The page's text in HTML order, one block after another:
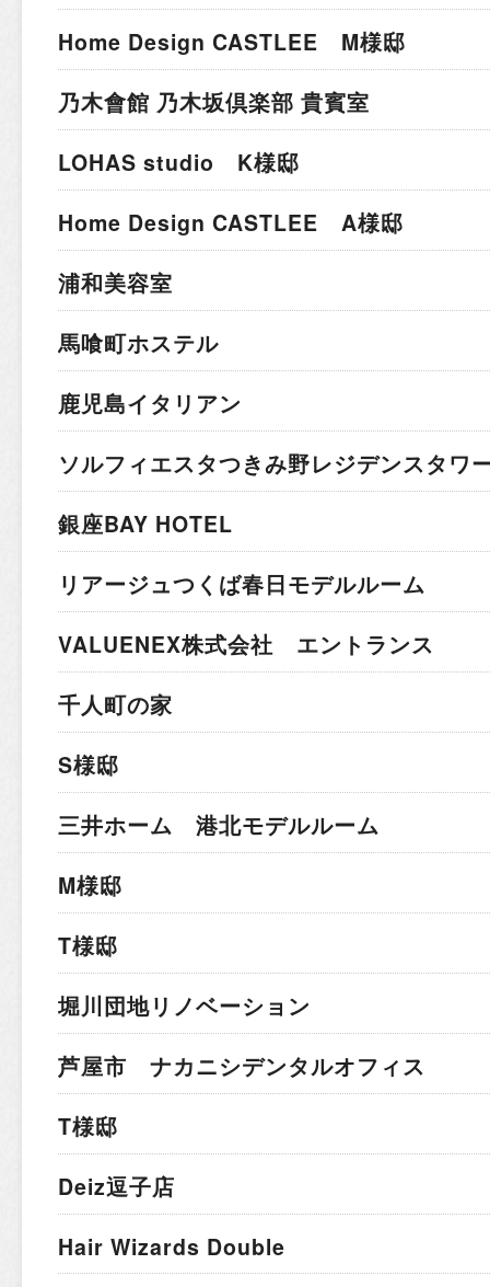
Home Design CASTLEE M様邸
乃木會館 乃木坂倶楽部 貴賓室
LOHAS studio K様邸
Home Design CASTLEE A様邸
浦和美容室
馬喰町ホステル
鹿児島イタリアン
ソルフィエスタつきみ野レジデンスタワ
銀座BAY HOTEL
リアージュつくば春日モデルルーム
VALUENEX株式会社 エントランス
千人町の家
S様邸
三井ホーム 港北モデルルーム
M様邸
T様邸
堀川団地リノベーション
芦屋市 ナカニシデンタルオフィス
T様邸
Deiz逗子店
Hair Wizards Double